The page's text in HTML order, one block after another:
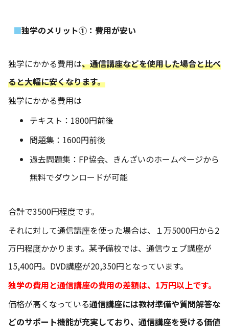
独学のメリット①：費用が安い
独学にかかる費用は、通信講座などを使用した場合と比べ
ると大幅に安くなります。
独学にかかる費用は
テキスト：1800円前後
問題集：1600円前後
過去問題集：FP協会、きんざいのホームページから
無料でダウンロードが可能
合計で3500円程度です。
それに対して通信講座を使った場合は、１万5000円から2
万円程度かかります。某予備校では、通信ウェブ講座が
15,400円。DVD講座が20,350円となっています。
独学の費用と通信講座の費用の差額は、1万円以上です。
価格が高くなっている通信講座には教材準備や質問解答な
どのサポート機能が充実しており、通信講座を受ける価値